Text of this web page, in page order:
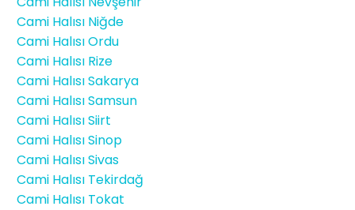
Cami Halısı Niğde
Cami Halısı Ordu
Cami Halısı Rize
Cami Halısı Sakarya
Cami Halısı Samsun
Cami Halısı Siirt
Cami Halısı Sinop
Cami Halısı Sivas
Cami Halısı Tekirdağ
Cami Halısı Tokat